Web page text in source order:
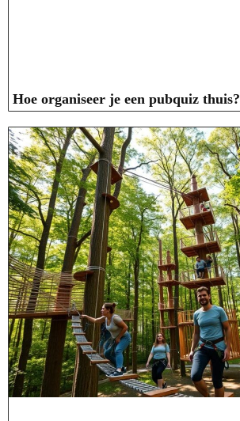
Hoe organiseer je een pubquiz thuis?